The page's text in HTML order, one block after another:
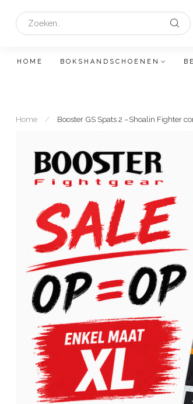
HOME BOKSHANDSCHOENEN
Home / Booster GS Spats 2 –Shoalin Fighter